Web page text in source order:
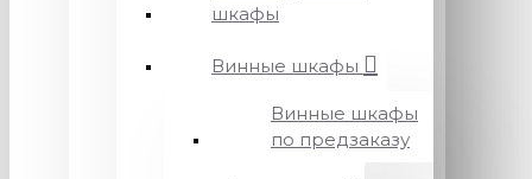
шкафы
Винные шкафы
Винные шкафы
по предзаказу